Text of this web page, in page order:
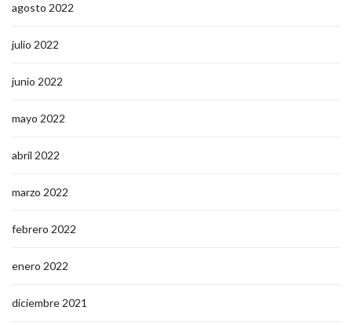
agosto 2022
julio 2022
junio 2022
mayo 2022
abril 2022
marzo 2022
febrero 2022
enero 2022
diciembre 2021